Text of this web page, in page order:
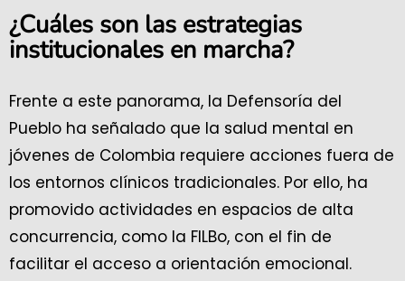
¿Cuáles son las estrategias
institucionales en marcha?
Frente a este panorama, la Defensoría del
Pueblo ha señalado que la salud mental en
jóvenes de Colombia requiere acciones fuera de
los entornos clínicos tradicionales. Por ello, ha
promovido actividades en espacios de alta
concurrencia, como la FILBo, con el fin de
facilitar el acceso a orientación emocional.